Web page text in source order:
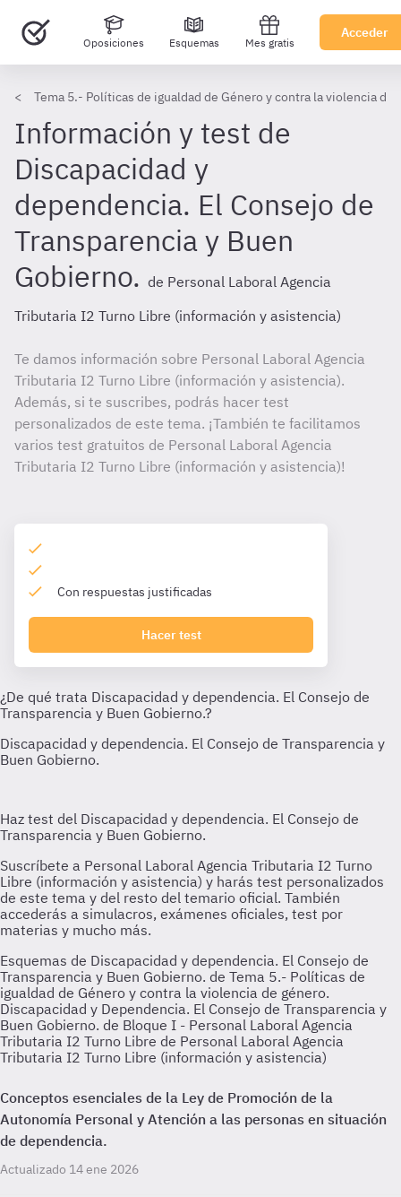
Oposiciones Esquemas Mes gratis
Acceder
Tema 5.- Políticas de igualdad de Género y contra la violencia
Información y test de
Discapacidad y
dependencia. El Consejo de
Transparencia y Buen
Gobierno. de Personal Laboral Agencia
Tributaria I2 Turno Libre (información y asistencia)
Te damos información sobre Personal Laboral Agencia
Tributaria I2 Turno Libre (información y asistencia).
Además, si te suscribes, podrás hacer test
personalizados de este tema. ¡También te facilitamos
varios test gratuitos de Personal Laboral Agencia
Tributaria I2 Turno Libre (información y asistencia)!
Con respuestas justificadas
Hacer test
Esquemas de Discapacidad y dependencia. El Consejo de
Transparencia y Buen Gobierno. de Tema 5.- Políticas de
igualdad de Género y contra la violencia de género.
Discapacidad y Dependencia. El Consejo de Transparencia y
Buen Gobierno. de Bloque I - Personal Laboral Agencia
Tributaria I2 Turno Libre de Personal Laboral Agencia
Tributaria I2 Turno Libre (información y asistencia)
Conceptos esenciales de la Ley de Promoción de la
Autonomía Personal y Atención a las personas en situación
de dependencia.
Actualizado 14 ene 2026